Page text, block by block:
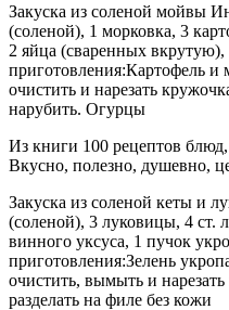
Закуска из соленой мойвы
(соленой), 1 морковка, 3
2 яйца (сваренных
приготовления:Картофель и
очистить и нарезать
нарубить. Огурцы
Из книги 100 рецептов
Вкусно, полезно, душевно,
Закуска из соленой кеты и
(соленой), 3 луковицы, 4 ст.
винного уксуса, 1 пучок
приготовления:Зелень
очистить, вымыть и
разделать на филе без кожи